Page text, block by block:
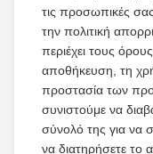
τις προσωπικές
την πολιτική
περιέχει τους
αποθήκευση, τη
προστασία των
συνιστούμε να
σύνολό της για να
να διατηρήσετε το